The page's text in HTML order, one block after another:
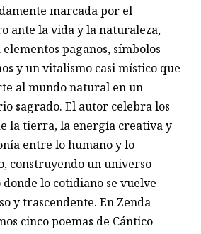
marcada por el
ante la vida y la naturaleza,
paganos, símbolos
y un vitalismo casi místico que
al mundo natural en un
sagrado. El autor celebra los
la tierra, la energía creativa y
entre lo humano y lo
construyendo un universo
lo cotidiano se vuelve
y trascendente. En Zenda
cinco poemas de Cántico